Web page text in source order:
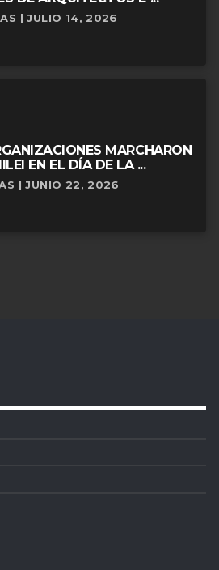
| JULIO 14, 2026
MARCHARON
EN EL DÍA DE LA ...
| JUNIO 22, 2026